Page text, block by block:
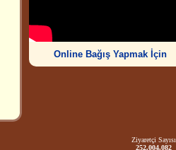
Online Bağış Yapmak İçin
Ziyaretçi Sayısı
252.004.082